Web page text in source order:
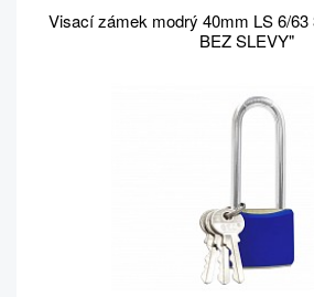
Visací zámek modrý 40mm LS 6/
BEZ SLEVY"